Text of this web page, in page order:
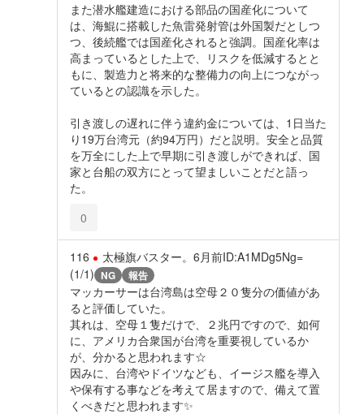
また潜水艦建造における部品の国産化について
は、海鯤に搭載した魚雷発射管は外国製だとしつ
つ、後続艦では国産化されると強調。国産化率は
高まっているとした上で、リスクを低減するとと
もに、製造力と将来的な整備力の向上につながっ
ているとの認識を示した。
引き渡しの遅れに伴う違約金については、1日当た
り19万台湾元（約94万円）だと説明。安全と品質
を万全にした上で早期に引き渡しができれば、国
家と台船の双方にとって望ましいことだと語っ
た。
0
116 太極旗バスター。 6月前ID:A1MDg5Ng=
(1/1) NG 報告
マッカーサーは台湾島は空母２０隻分の価値があ
ると評価していた。
其れは、空母１隻だけで、２兆円ですので、如何
に、アメリカ合衆国が台湾を重要視しているか
が、分かると思われます☆
因みに、台湾やドイツなども、イージス艦を導入
や保有する事などを考えて居ますので、備えて置
くべきだと思われます✨️